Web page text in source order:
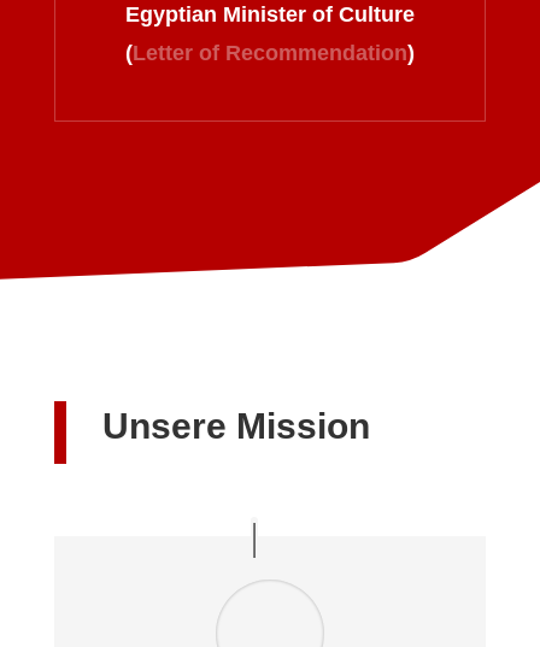
Egyptian Minister of Culture
(Letter of Recommendation)
Unsere Mission